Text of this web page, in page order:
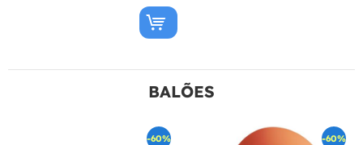
BALÕES
-60% -60%